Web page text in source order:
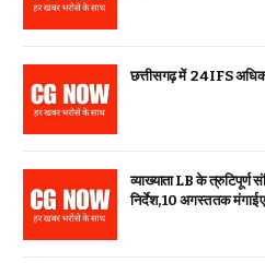
छत्तीसगढ़ में 24 IFS
व्याख्याता LB के त्रुटिपूर्ण
निर्देश, 10 अगस्त तक